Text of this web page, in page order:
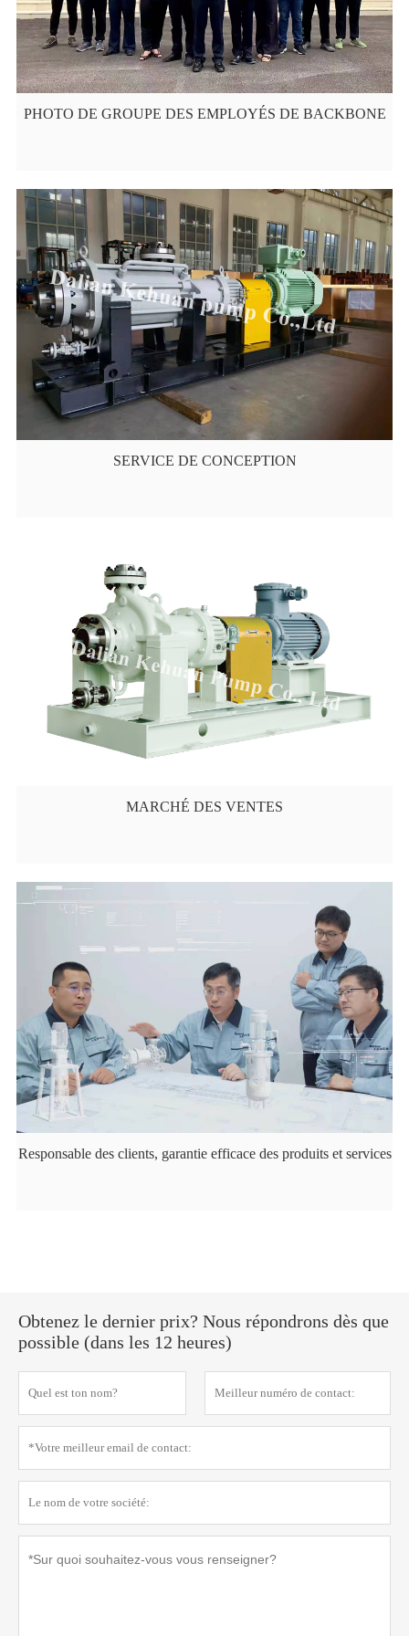
PHOTO DE GROUPE DES EMPLOYÉS DE BACKBONE
SERVICE DE CONCEPTION
MARCHÉ DES VENTES
Responsable des clients, garantie efficace des produits et services
Obtenez le dernier prix? Nous répondrons dès que
possible (dans les 12 heures)